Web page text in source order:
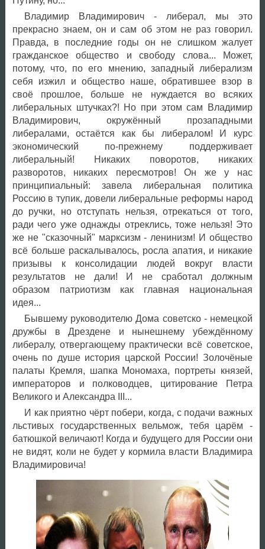
Владимир Владимирович - либерал, мы это
прекрасно знаем, он и сам об этом не раз говорил.
Правда, в последние годы он не слишком жалует
гражданское общество и свободу слова... Может,
потому, что, по его мнению, западный либерализм
себя изжил и общество наше, обратившее взор в
своё прошлое, больше не нуждается во всяких
либеральных штучках?! Но при этом сам Владимир
Владимирович, окружённый прозападными
либералами, остаётся как бы либералом! И курс
экономический по-прежнему поддерживает
либеральный! Никаких поворотов, никаких
разворотов, никаких пересмотров! Он же у нас
принципиальный: завела либеральная политика
Россию в тупик, довели либеральные реформы народ
до ручки, но отступать нельзя, отрекаться от того,
ради чего уже однажды отреклись, тоже нельзя! Это
же не "сказочный" марксизм - ленинизм! И общество
всё больше раскалывалось, росла апатия, и никакие
призывы к консолидации людей вокруг власти
результатов не дали! И не сработал должным
образом патриотизм как главная национальная
идея...
Бывшему руководителю Дома советско - немецкой
дружбы в Дрездене и нынешнему убеждённому
либералу, отвергающему практически всё советское,
очень по душе история царской России! Золочёные
палаты Кремля, шапка Мономаха, портреты князей,
императоров и полководцев, цитирование Петра
Великого и Александра III...
И как приятно чёрт побери, когда, с подачи важных
льстивых государственных вельмож, тебя царём -
батюшкой величают! Когда и будущего для России они
не видят, коли не будет у кормила власти Владимира
Владимировича!